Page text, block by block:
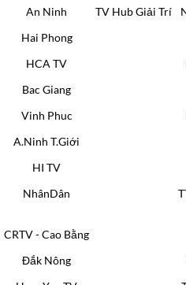
An Ninh
TV Hub Giải Trí
Hai Phong
HCA TV
Bac Giang
Vinh Phuc
A.Ninh T.Giới
HI TV
NhânDân
CRTV - Cao Bằng
Đắk Nông